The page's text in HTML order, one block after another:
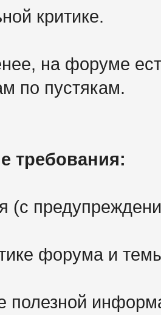
критике.
на форуме
по пустякам.
требования:
(с
форума и
полезной